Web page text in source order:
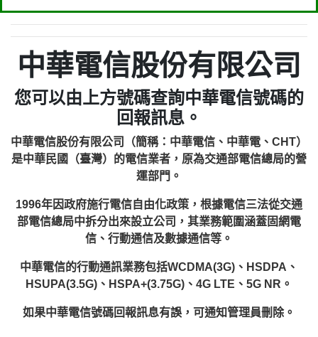
中華電信股份有限公司
您可以由上方號碼查詢中華電信號碼的
回報訊息。
中華電信股份有限公司（簡稱：中華電信、中華電、CHT）
是中華民國（臺灣）的電信業者，原為交通部電信總局的營
運部門。
1996年因政府施行電信自由化政策，根據電信三法從交通
部電信總局中拆分出來設立公司，其業務範圍涵蓋固網電
信、行動通信及數據通信等。
中華電信的行動通訊業務包括WCDMA(3G)、HSDPA、
HSUPA(3.5G)、HSPA+(3.75G)、4G LTE、5G NR。
如果中華電信號碼回報訊息有誤，可通知管理員刪除。